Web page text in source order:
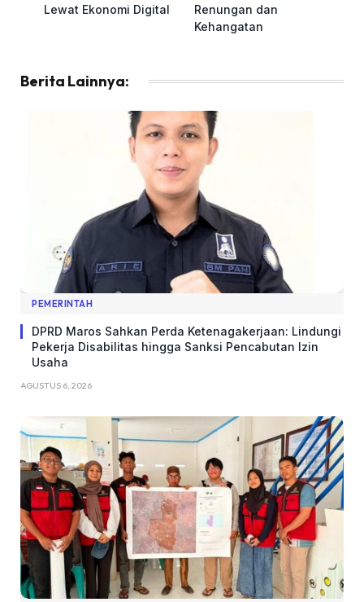
Lewat Ekonomi Digital
Renungan dan
Kehangatan
Berita Lainnya:
PEMERINTAH
DPRD Maros Sahkan Perda Ketenagakerjaan: Lindungi
Pekerja Disabilitas hingga Sanksi Pencabutan Izin
Usaha
AGUSTUS 6, 2026